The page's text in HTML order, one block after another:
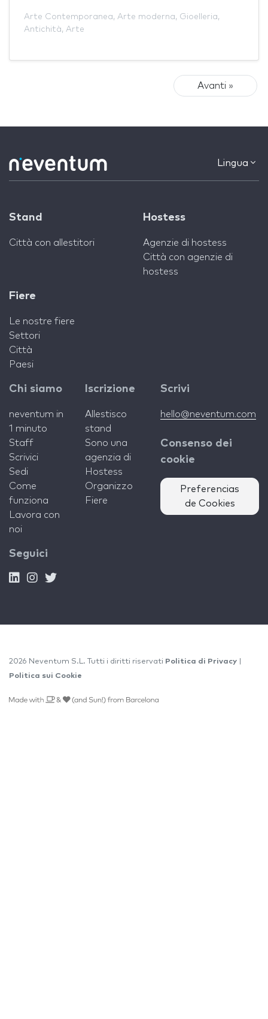
Arte Contemporanea, Arte moderna, Gioelleria,
Antichità, Arte
Avanti »
Lingua
Stand
Città con allestitori
Hostess
Agenzie di hostess
Città con agenzie di
hostess
Fiere
Le nostre fiere
Settori
Città
Paesi
Chi siamo
neventum in
1 minuto
Staff
Scrivici
Sedi
Come
funziona
Lavora con
noi
Iscrizione
Allestisco
stand
Sono una
agenzia di
Hostess
Organizzo
Fiere
Scrivi
hello@neventum.com
Consenso dei
cookie
Preferencias
de Cookies
Seguici
2026 Neventum S.L. Tutti i diritti riservati Politica di Privacy
Politica sui Cookie